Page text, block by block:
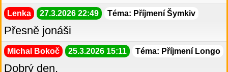
Lenka 27.3.2026 22:49 Téma: Příjmení Šymkiv
Přesně jonáši
Michal Bokoč 25.3.2026 15:11 Téma: Příjmení Longo
Dobrý den,